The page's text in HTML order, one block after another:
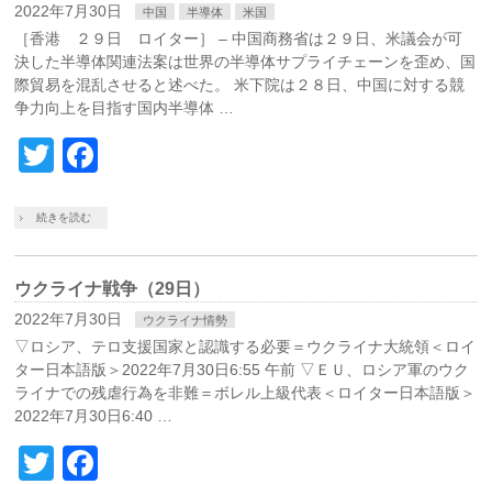
2022年7月30日 中国 半導体 米国
［香港 ２９日 ロイター］ – 中国商務省は２９日、米議会が可
決した半導体関連法案は世界の半導体サプライチェーンを歪め、国
際貿易を混乱させると述べた。 米下院は２８日、中国に対する競
争力向上を目指す国内半導体 …
Twitter
続きを読む
ウクライナ戦争（29日）
2022年7月30日 ウクライナ情勢
▽ロシア、テロ支援国家と認識する必要＝ウクライナ大統領＜ロイ
ター日本語版＞2022年7月30日6:55 午前 ▽ＥＵ、ロシア軍のウク
ライナでの残虐行為を非難＝ボレル上級代表＜ロイター日本語版＞
2022年7月30日6:40 …
Twitter